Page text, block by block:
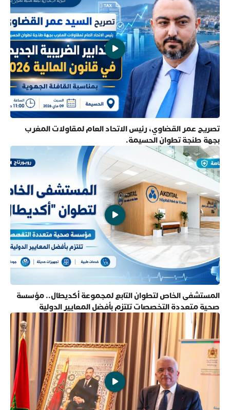
تصريح عمر القضاوي، رئيس الاتحاد العام لمقاولات المغرب
بجهة طنجة تطوان الحسيمة.
المستشفى الخاص لتطوان التابع لمجموعة أكديطال.. مؤسسة
صحية متعددة التخصصات تلتزم بأفضل المعايير الدولية